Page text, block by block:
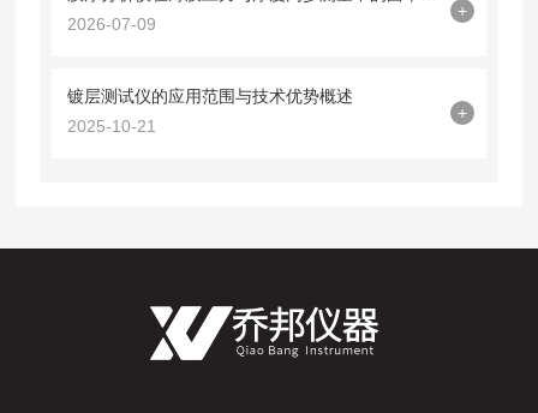
2026-07-09
+
镀层测试仪的应用范围与技术优势概述
2025-10-21
+